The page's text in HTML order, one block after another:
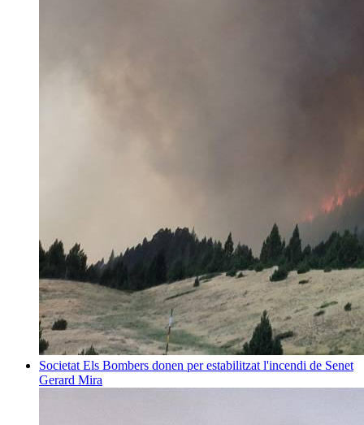
Societat Els Bombers donen per estabilitzat l'incendi de Senet
Gerard Mira